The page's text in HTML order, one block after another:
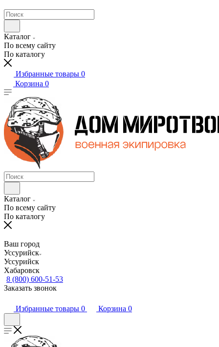
Каталог
По всему сайту
По каталогу
Избранные товары 0
Корзина 0
Каталог
По всему сайту
По каталогу
Ваш город
Уссурийск
Уссурийск
Хабаровск
8 (800) 600-51-53
Заказать звонок
Избранные товары 0 Корзина 0